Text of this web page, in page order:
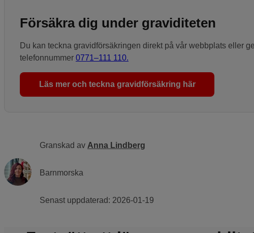
Försäkra dig under graviditeten
Du kan teckna gravidförsäkringen direkt på vår webbplats eller
telefonnummer 0771–111 110.
Läs mer och teckna gravidförsäkring här
Granskad av Anna Lindberg
Barnmorska
Senast uppdaterad: 2026-01-19